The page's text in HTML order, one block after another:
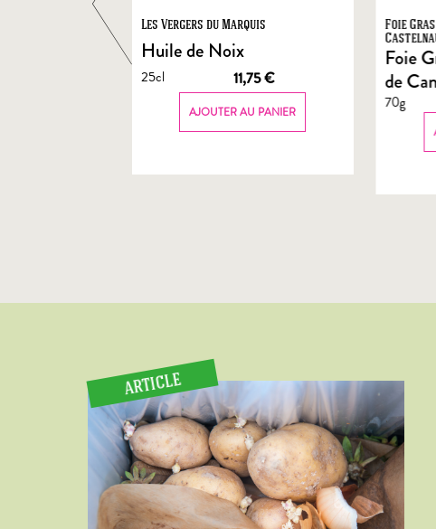
Les Vergers du Marquis
Huile de Noix
25cl 11,75€
AJOUTER AU PANIER
Foie
Foie
de
70g
ARTICLE